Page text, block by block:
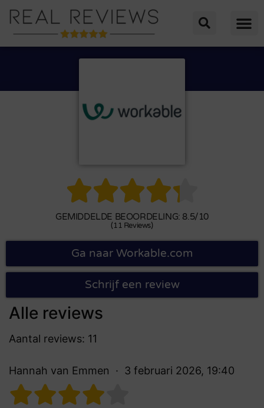

GEMIDDELDE BEOORDELING: 8.5/10
(11 Reviews)
Ga naar Workable.com
Schrijf een review
Alle reviews
Aantal reviews: 11
Hannah van Emmen 3 februari 2026, 19:40